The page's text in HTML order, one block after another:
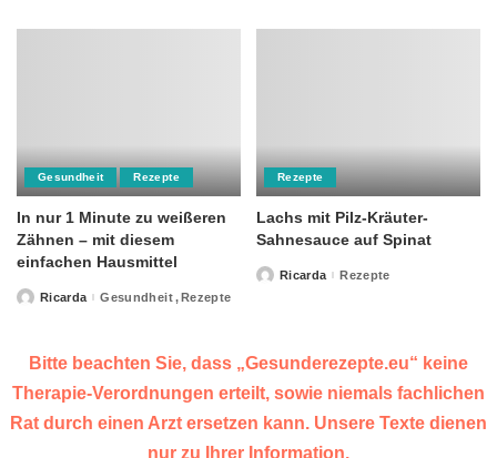
Gesundheit Rezepte
In nur 1 Minute zu weißeren
Zähnen – mit diesem
einfachen Hausmittel
PostedRicarda Gesundheit Rezepte
Rezepte
Lachs mit Pilz-Kräuter-
Sahnesauce auf Spinat
PostedRicarda Rezepte
Bitte beachten Sie, dass „Gesunderezepte.eu“ keine
Therapie-Verordnungen erteilt, sowie niemals fachlichen
Rat durch einen Arzt ersetzen kann. Unsere Texte dienen
nur zu Ihrer Information.